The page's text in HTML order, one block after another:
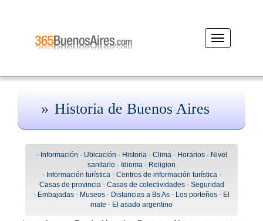
Desplegar
navegación
Historia de Buenos Aires
- Información - Ubicación - Historia- Clima- Horarios- Nivel
sanitario - Idioma - Religion
- Información turística- Centros de información turística-
Casas de provincia- Casas de colectividades- Seguridad
- Embajadas - Museos - Distancias a Bs As - Los porteños - El
mate - El asado argentino